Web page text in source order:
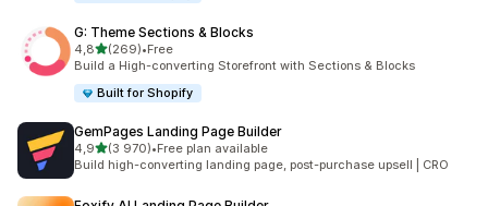
G: Theme Sections & Blocks
4,8av 5 stjerner
(269)
Totalt 269 omtaler
•Free
Build a High-converting Storefront with Sections & Blocks
Built for Shopify
GemPages Landing Page Builder
4,9av 5 stjerner
(3 970)
Totalt 3970 omtaler
•Free plan available
Build high-converting landing page, post-purchase upsell | CRO